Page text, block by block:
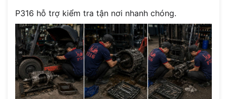
P316 hỗ trợ kiểm tra tận nơi nhanh chóng.